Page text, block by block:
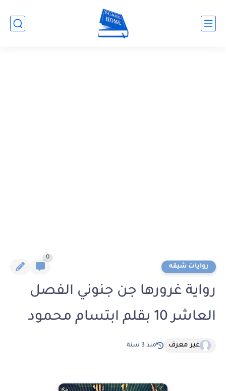
روايات شيقه
0
رواية غرورها جن جنوني الفصل
العاشر 10 بقلم ابتسام محمود
غير معرف منذ 3 سنة